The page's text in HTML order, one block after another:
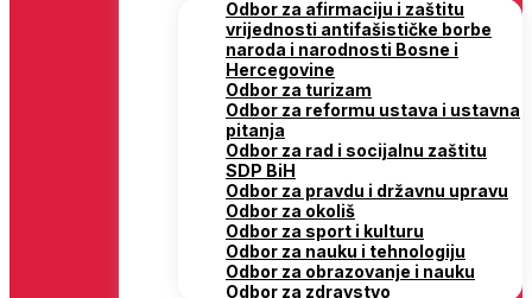
Odbor za afirmaciju i zaštitu
vrijednosti antifašističke borbe
naroda i narodnosti Bosne i
Hercegovine
Odbor za turizam
Odbor za reformu ustava i ustavna
pitanja
Odbor za rad i socijalnu zaštitu
SDP BiH
Odbor za pravdu i državnu upravu
Odbor za okoliš
Odbor za sport i kulturu
Odbor za nauku i tehnologiju
Odbor za obrazovanje i nauku
Odbor za zdravstvo